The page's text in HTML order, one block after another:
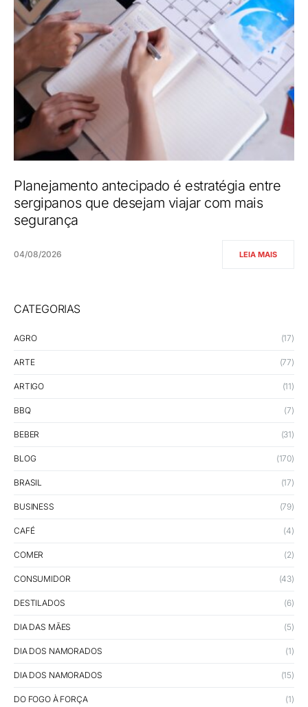
Planejamento antecipado é estratégia entre
sergipanos que desejam viajar com mais
segurança
04/08/2026 LEIA MAIS
CATEGORIAS
AGRO (17)
ARTE (77)
ARTIGO (11)
BBQ (7)
BEBER (31)
BLOG (170)
BRASIL (17)
BUSINESS (79)
CAFÉ (4)
COMER (2)
CONSUMIDOR (43)
DESTILADOS (6)
DIA DAS MÃES (5)
DIA DOS NAMORADOS (1)
DIA DOS NAMORADOS (15)
DO FOGO À FORÇA (1)